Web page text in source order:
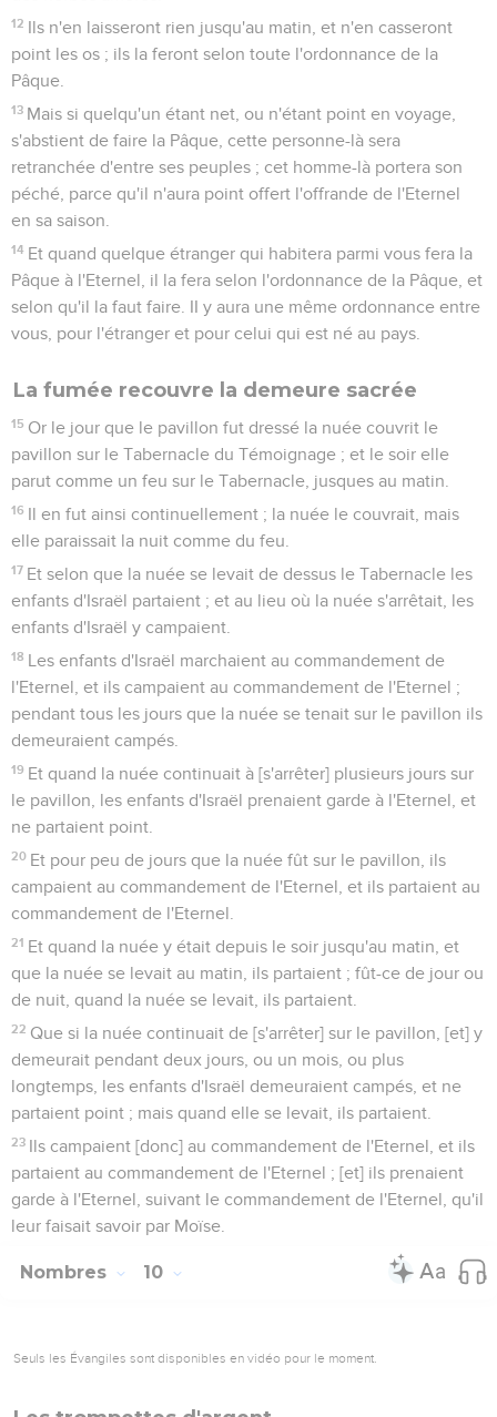
12 Ils n'en laisseront rien jusqu'au matin, et n'en casseront
point les os ; ils la feront selon toute l'ordonnance de la
Pâque.
13 Mais si quelqu'un étant net, ou n'étant point en voyage,
s'abstient de faire la Pâque, cette personne-là sera
retranchée d'entre ses peuples ; cet homme-là portera son
péché, parce qu'il n'aura point offert l'offrande de l'Eternel
en sa saison.
14 Et quand quelque étranger qui habitera parmi vous fera la
Pâque à l'Eternel, il la fera selon l'ordonnance de la Pâque, et
selon qu'il la faut faire. II y aura une même ordonnance entre
vous, pour l'étranger et pour celui qui est né au pays.
La fumée recouvre la demeure sacrée
15 Or le jour que le pavillon fut dressé la nuée couvrit le
pavillon sur le Tabernacle du Témoignage ; et le soir elle
parut comme un feu sur le Tabernacle, jusques au matin.
16 Il en fut ainsi continuellement ; la nuée le couvrait, mais
elle paraissait la nuit comme du feu.
17 Et selon que la nuée se levait de dessus le Tabernacle les
enfants d'Israël partaient ; et au lieu où la nuée s'arrêtait, les
enfants d'Israël y campaient.
18 Les enfants d'Israël marchaient au commandement de
l'Eternel, et ils campaient au commandement de l'Eternel ;
pendant tous les jours que la nuée se tenait sur le pavillon ils
demeuraient campés.
19 Et quand la nuée continuait à [s'arrêter] plusieurs jours sur
le pavillon, les enfants d'Israël prenaient garde à l'Eternel, et
ne partaient point.
20 Et pour peu de jours que la nuée fût sur le pavillon, ils
campaient au commandement de l'Eternel, et ils partaient au
commandement de l'Eternel.
21 Et quand la nuée y était depuis le soir jusqu'au matin, et
que la nuée se levait au matin, ils partaient ; fût-ce de jour ou
de nuit, quand la nuée se levait, ils partaient.
22 Que si la nuée continuait de [s'arrêter] sur le pavillon, [et] y
demeurait pendant deux jours, ou un mois, ou plus
longtemps, les enfants d'Israël demeuraient campés, et ne
partaient point ; mais quand elle se levait, ils partaient.
23 Ils campaient [donc] au commandement de l'Eternel, et ils
partaient au commandement de l'Eternel ; [et] ils prenaient
garde à l'Eternel, suivant le commandement de l'Eternel, qu'il
leur faisait savoir par Moïse.
Nombres 10
Seuls les Évangiles sont disponibles en vidéo pour le moment.